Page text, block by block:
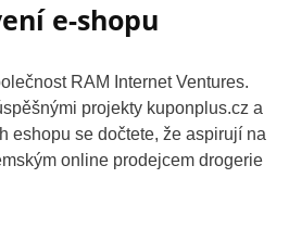
e-shopu
RAM Internet Ventures.
projekty kuponplus.cz a
eshopu se dočtete, že aspirují na
online prodejcem drogerie